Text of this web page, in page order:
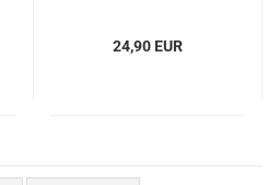
24,90 EUR